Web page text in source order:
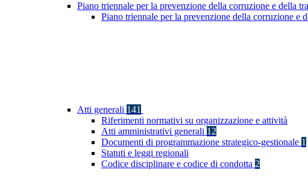
Piano triennale per la prevenzione della corruzione e della
Piano triennale per la prevenzione della corruzione e
Atti generali 141
Riferimenti normativi su organizzazione e attività
Atti amministrativi generali 12
Documenti di programmazione strategico-gestionale 1
Statuti e leggi regionali
Codice disciplinare e codice di condotta 2